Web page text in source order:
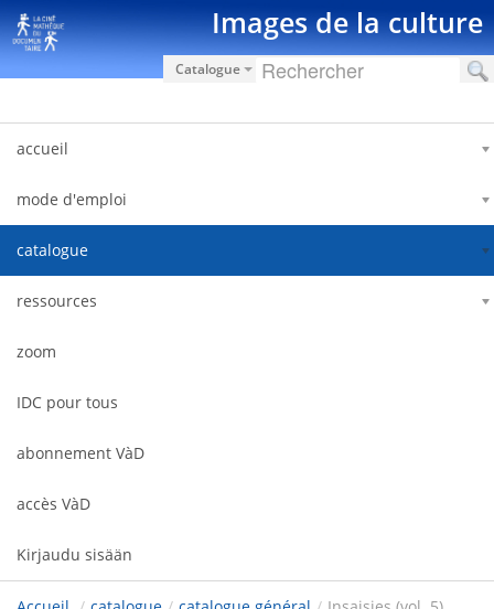
Hyppää sisältöön Images de la culture
Catalogue
accueil
mode d'emploi
catalogue
ressources
zoom
IDC pour tous
abonnement VàD
accès VàD
Kirjaudu sisään